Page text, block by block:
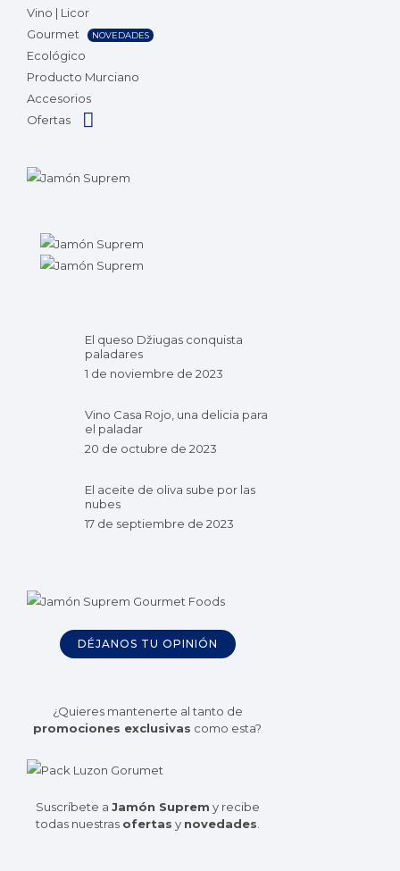
Vino | Licor
Gourmet
NOVEDADES
Ecológico
Producto Murciano
Accesorios
Ofertas
El queso Džiugas conquista
paladares
1 de noviembre de 2023
Vino Casa Rojo, una delicia para
el paladar
20 de octubre de 2023
El aceite de oliva sube por las
nubes
17 de septiembre de 2023
DÉJANOS TU OPINIÓN
¿Quieres mantenerte al tanto de
promociones exclusivas como esta?
Suscríbete a Jamón Suprem y recibe
todas nuestras ofertas y novedades